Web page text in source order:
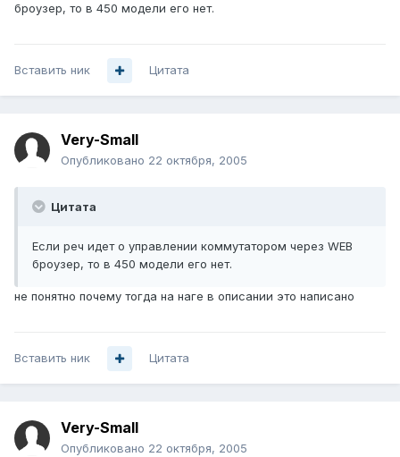
броузер, то в 450 модели его нет.
Вставить ник Цитата
Very-Small
Опубликовано 22 октября, 2005
Цитата
Если реч идет о управлении коммутатором через WEB
броузер, то в 450 модели его нет.
не понятно почему тогда на наге в описании это написано
Вставить ник Цитата
Very-Small
Опубликовано 22 октября, 2005